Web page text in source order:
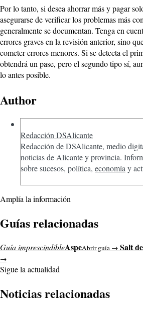
Por lo tanto, si desea ahorrar más y pagar
asegurarse de verificar los problemas más
generalmente se documentan. Tenga en
errores graves en la revisión anterior, sino
cometer errores menores. Si se detecta el
obtendrá un pase, pero el segundo tipo sí,
lo antes posible.
Author
Redacción DSAlicante
Redacción de DSAlicante, medio
noticias de Alicante y provincia.
sobre sucesos, política, economíay
Amplía la información
Guías relacionadas
Guía imprescindibleAspeAbrir guía → Salt
→
Sigue la actualidad
Noticias relacionadas